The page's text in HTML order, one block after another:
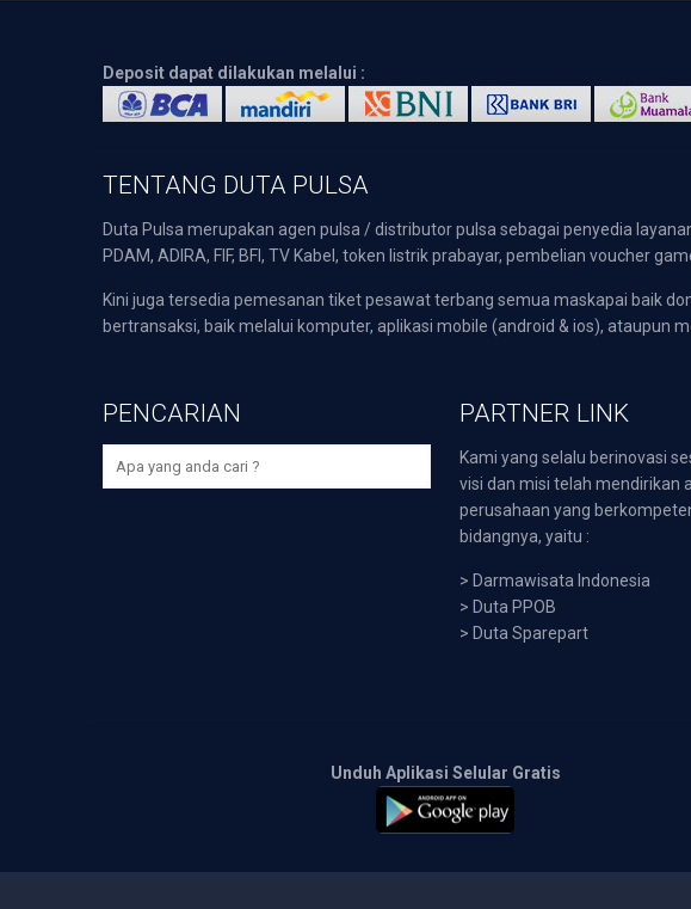
Deposit dapat dilakukan melalui :
TENTANG DUTA PULSA
Duta Pulsa merupakan agen pulsa / distributor pulsa sebagai penyedia
PDAM, ADIRA, FIF, BFI, TV Kabel, token listrik prabayar, pembelian voucher
Kini juga tersedia pemesanan tiket pesawat terbang semua maskapai baik
bertransaksi, baik melalui komputer, aplikasi mobile (android & ios), ataupun
PENCARIAN PARTNER LINK
Kami yang selalu berinovasi
visi dan misi telah mendirikan
perusahaan yang
bidangnya, yaitu :
> Darmawisata Indonesia
> Duta PPOB
> Duta Sparepart
Unduh Aplikasi Selular Gratis